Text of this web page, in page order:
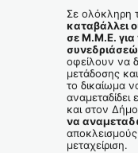
Σε ολόκληρη
καταβάλλει
σε Μ.Μ.Ε. για
οφείλουν να
μετάδοσης
το δικαίωμα
αναμεταδίδει
και στον
να
μεταχείριση.